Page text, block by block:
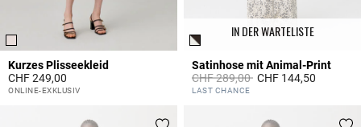
Kurzes Plisseekleid
CHF 249,00
5 out of 5 Customer Rating
ONLINE-EXKLUSIV
IN DER WARTELISTE
Satinhose mit Animal-Print
Price reduced from
CHF 289,00toCHF 144,50
5 out of 5 Customer Rating
LAST CHANCE